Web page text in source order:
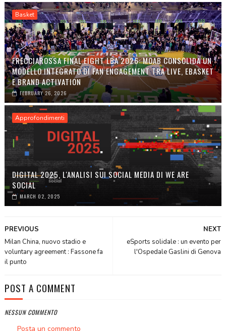
Basket
FRECCIAROSSA FINAL EIGHT LBA 2026: MOAB CONSOLIDA UN
MODELLO INTEGRATO DI FAN ENGAGEMENT TRA LIVE, EBASKET
E BRAND ACTIVATION
FEBRUARY 26, 2026
Approfondimenti
DIGITAL 2025, L'ANALISI SUI SOCIAL MEDIA DI WE ARE
SOCIAL
MARCH 02, 2025
NEXT
eSports solidale : un evento per
l'Ospedale Gaslini di Genova
PREVIOUS
Milan China, nuovo stadio e
voluntary agreement : Fassone fa
il punto
POST A COMMENT
NESSUN COMMENTO
Posta un commento